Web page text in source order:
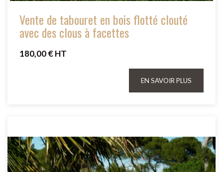
Vente de tabouret en bois flotté clouté
avec des clous à facettes
180,00 € HT
EN SAVOIR PLUS